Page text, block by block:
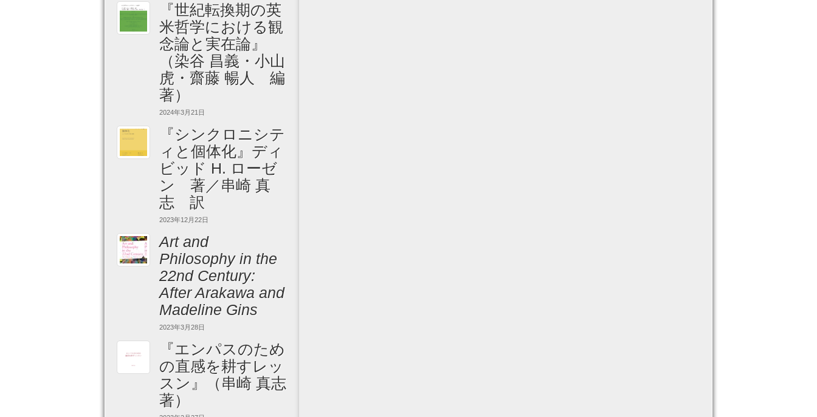
『世紀転換期の英
米哲学における観
念論と実在論』
（染谷 昌義・小山
虎・齋藤 暢人 編
著）
2024年3月21日
『シンクロニシテ
ィと個体化』ディ
ビッド H. ローゼ
ン 著／串崎 真
志 訳
2023年12月22日
Art and
Philosophy in the
22nd Century:
After Arakawa and
Madeline Gins
2023年3月28日
『エンパスのため
の直感を耕すレッ
スン』（串崎 真志
著）